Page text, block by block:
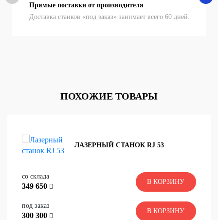
Прямые поставки от производителя
Доставка станков «под заказ» занимает всего 60 дней.
ПОХОЖИЕ ТОВАРЫ
ЛАЗЕРНЫЙ СТАНОК RJ 53
со склада
349 650
В КОРЗИНУ
под заказ
300 300
В КОРЗИНУ